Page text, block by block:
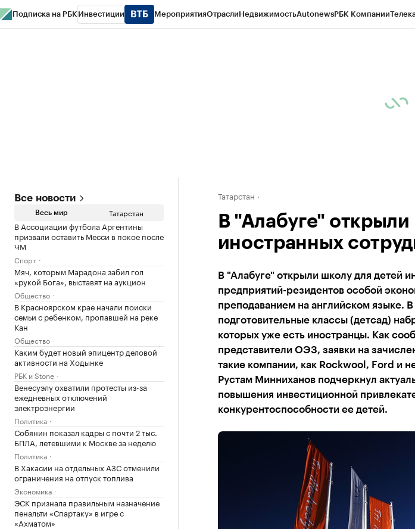
Подписка на РБК Инвестиции МероприятияОтраслиНедвижимостьAutonewsРБК Компании
Все новости
Весь мир Татарстан
В Ассоциации футбола Аргентины
призвали оставить Месси в покое после
ЧМ
Спорт
Мяч, которым Марадона забил гол
«рукой Бога», выставят на аукцион
Общество
В Красноярском крае начали поиски
семьи с ребенком, пропавшей на реке
Кан
Общество
Каким будет новый эпицентр деловой
активности на Ходынке
РБК и Stone
Венесуэлу охватили протесты из-за
ежедневных отключений
электроэнергии
Политика
Собянин показал кадры с почти 2 тыс.
БПЛА, летевшими к Москве за неделю
Политика
В Хакасии на отдельных АЗС отменили
ограничения на отпуск топлива
Экономика
ЭСК признала правильным назначение
пенальти «Спартаку» в игре с
«Ахматом»
Татарстан
В "Алабуге"
иностранных
В "Алабуге" открыли школу для детей
предприятий-резидентов особой
преподаванием на английском языке.
подготовительные классы (детсад)
которых уже есть иностранцы. Как
представители ОЭЗ, заявки на
такие компании, как Rockwool, Ford и
Рустам Минниханов подчеркнул
повышения инвестиционной
конкурентоспособности ее детей.